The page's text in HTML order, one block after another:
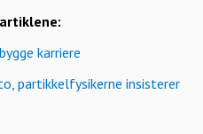
karriere
partikkelfysikerne insisterer